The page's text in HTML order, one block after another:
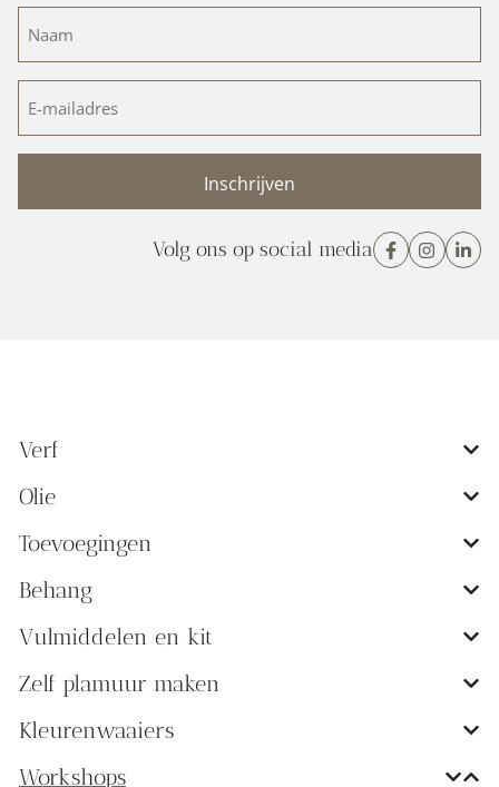
(Vereist)
mailadres
Volg ons op social media
Verf
Olie
Toevoegingen
Behang
Vulmiddelen en kit
Zelf plamuur maken
Kleurenwaaiers
Workshops